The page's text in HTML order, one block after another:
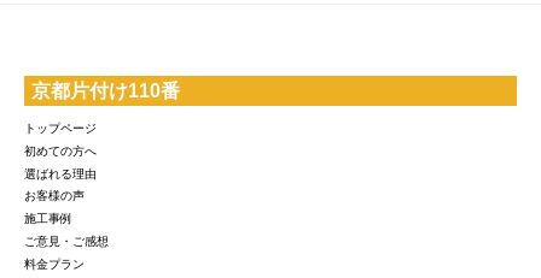
京都片付け110番
トップページ
初めての方へ
選ばれる理由
お客様の声
施工事例
ご意見・ご感想
料金プラン